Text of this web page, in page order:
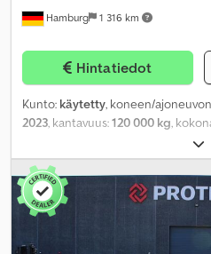
Hamburg 1 316 km
Hintatiedot
Kunto: käytetty, koneen/
2023 , kantavuus:120 000 kg ,